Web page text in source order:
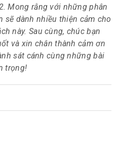
Mong rằng với những phân
sẽ dành nhiều thiện cảm cho
này. Sau cùng, chúc bạn
và xin chân thành cảm ơn
sát cánh cùng những bài
trọng!